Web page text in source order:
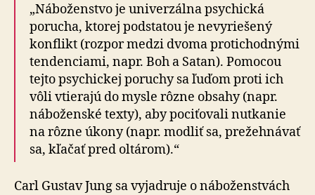
„Náboženstvo je univerzálna psychická
porucha, ktorej podstatou je nevyriešený
konflikt (rozpor medzi dvoma protichodnými
tendenciami, napr. Boh a Satan). Pomocou
tejto psychickej poruchy sa ľuďom proti ich
vôli vtierajú do mysle rôzne obsahy (napr.
náboženské texty), aby pociťovali nutkanie
na rôzne úkony (napr. modliť sa, prežehnávať
sa, kľačať pred oltárom).“
Carl Gustav Jung sa vyjadruje o náboženstvách